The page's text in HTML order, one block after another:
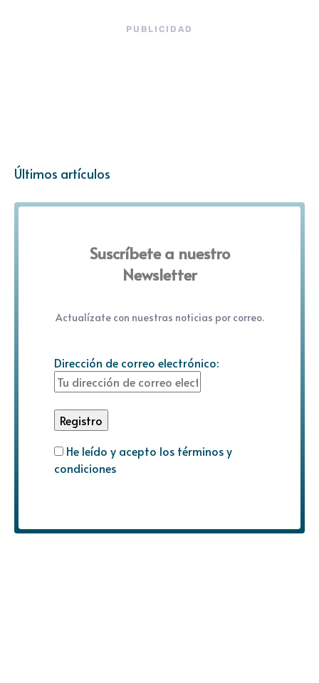
PUBLICIDAD
Últimos artículos
Suscríbete a nuestro
Newsletter
Actualízate con nuestras noticias por correo.
Dirección de correo electrónico:
He leído y acepto los términos y
condiciones